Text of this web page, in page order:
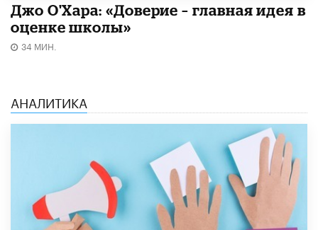
Джо О'Хара: «Доверие – главная идея в
оценке школы»
34 МИН.
АНАЛИТИКА